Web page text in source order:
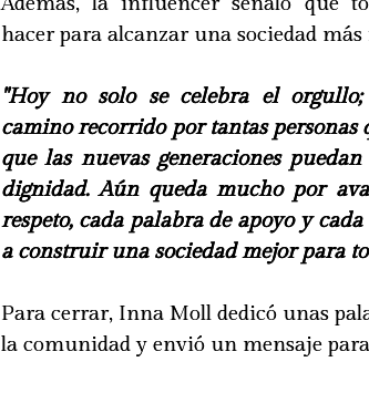
hacer para alcanzar una sociedad
"Hoy no solo se celebra el
camino recorrido por tantas personas
que las nuevas generaciones
dignidad. Aún queda mucho por
respeto, cada palabra de apoyo y
a construir una sociedad mejor para
Para cerrar, Inna Moll dedicó unas
la comunidad y envió un mensaje